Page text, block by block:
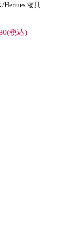
ブランド エルメス/Hermes 寝具
税込)